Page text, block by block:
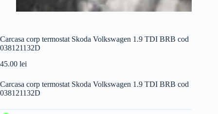
Carcasa corp termostat Skoda Volkswagen 1.9 TDI BRB cod
038121132D
45.00 lei
Carcasa corp termostat Skoda Volkswagen 1.9 TDI BRB cod
038121132D